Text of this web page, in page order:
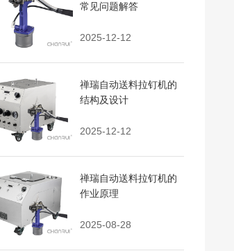
常见问题解答
2025-12-12
禅瑞自动送料拉钉机的
结构及设计
2025-12-12
禅瑞自动送料拉钉机的
作业原理
2025-08-28